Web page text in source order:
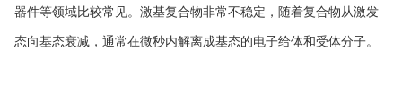
器件等领域比较常见。激基复合物非常不稳定，随着复合物从激发
态向基态衰减，通常在微秒内解离成基态的电子给体和受体分子。